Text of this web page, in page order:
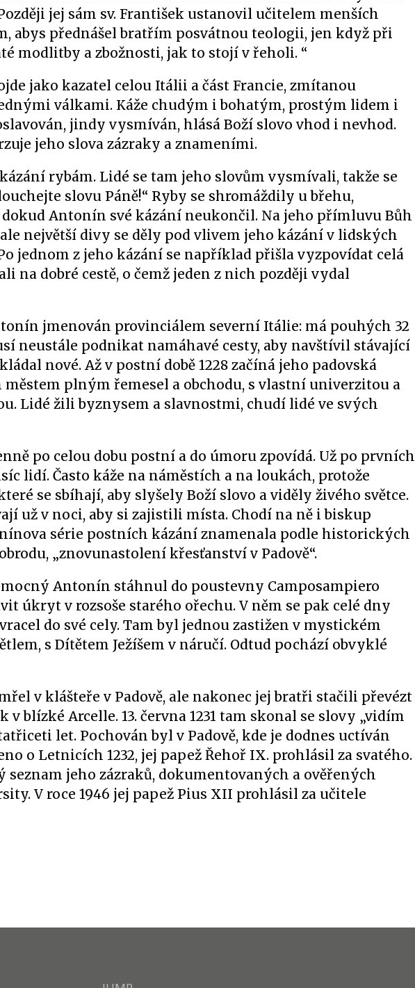
jej sám sv. František ustanovil učitelem menších
abys přednášel bratřím posvátnou teologii, jen když při
modlitby a zbožnosti, jak to stojí v řeholi. “
jako kazatel celou Itálii a část Francie, zmítanou
válkami. Káže chudým i bohatým, prostým lidem i
jindy vysmíván, hlásá Boží slovo vhod i nevhod.
jeho slova zázraky a znameními.
rybám. Lidé se tam jeho slovům vysmívali, takže se
slovu Páně!“ Ryby se shromáždily u břehu,
Antonín své kázání neukončil. Na jeho přímluvu Bůh
největší divy se děly pod vlivem jeho kázání v lidských
jednom z jeho kázání se například přišla vyzpovídat celá
na dobré cestě, o čemž jeden z nich později vydal
jmenován provinciálem severní Itálie: má pouhých 32
neustále podnikat namáhavé cesty, aby navštívil stávající
nové. Až v postní době 1228 začíná jeho padovská
plným řemesel a obchodu, s vlastní univerzitou a
Lidé žili byznysem a slavnostmi, chudí lidé ve svých
po celou dobu postní a do úmoru zpovídá. Už po prvních
lidí. Často káže na náměstích a na loukách, protože
se sbíhají, aby slyšely Boží slovo a viděly živého světce.
už v noci, aby si zajistili místa. Chodí na ně i biskup
série postních kázání znamenala podle historických
„znovunastolení křesťanství v Padově“.
Antonín stáhnul do poustevny Camposampiero
úkryt v rozsoše starého ořechu. V něm se pak celé dny
do své cely. Tam byl jednou zastižen v mystickém
s Dítětem Ježíšem v náručí. Odtud pochází obvyklé
v klášteře v Padově, ale nakonec jej bratři stačili převézt
blízké Arcelle. 13. června 1231 tam skonal se slovy „vidím
let. Pochován byl v Padově, kde je dodnes uctíván
o Letnicích 1232, jej papež Řehoř IX. prohlásil za svatého.
jeho zázraků, dokumentovaných a ověřených
V roce 1946 jej papež Pius XII prohlásil za učitele